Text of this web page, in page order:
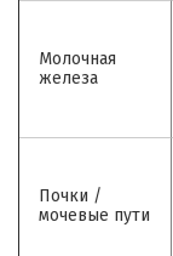
Молочная
железа
Почки /
мочевые пути